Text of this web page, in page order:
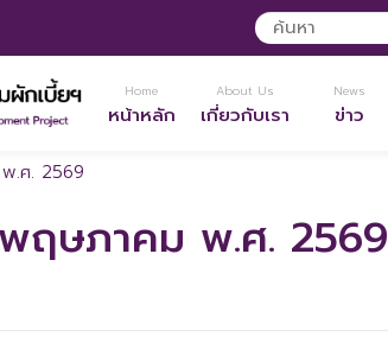
Home
หน้าหลัก
About Us
เกี่ยวกับเรา
News
ข่าว
.ศ. 2569
ฤษภาคม พ.ศ. 2569